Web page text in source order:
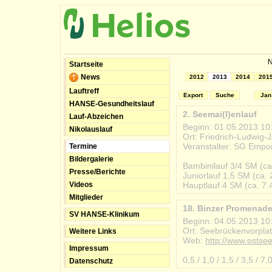
Startseite
News
Lauftreff
HANSE-Gesundheitslauf
Lauf-Abzeichen
Nikolauslauf
Termine
Bildergalerie
Presse/Berichte
Videos
Mitglieder
SV HANSE-Klinikum
Weitere Links
Impressum
Datenschutz
2014
2013
2012
Export Suche Jan
2. Seemai(l)enlauf
Beginn: 01.05.2013
Ort: Friedrich-Ludwig-
Veranstalter: SG
Bambinilauf 3/4 SM
Juniorlauf 1,5 SM (ca.
Hauptlauf 4 SM (ca.
18. Binzer
Beginn: 04.05.2013
Ort:
Web: http://
0,5 / 1,0 / 1,5 / 3,5 /